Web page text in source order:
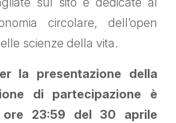
circolare, dell’open
scienze della vita.
la presentazione della
di partecipazione è
23:59 del 30 aprile